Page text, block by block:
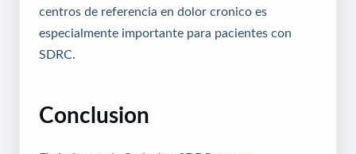
centros de referencia en dolor cronico es
especialmente importante para pacientes con
SDRC.
Conclusion